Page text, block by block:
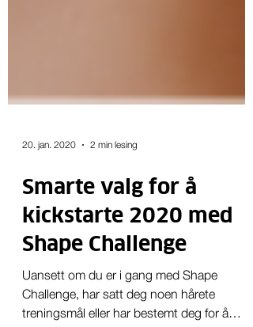
20. jan. 2020 2 min lesing
Smarte valg for å
kickstarte 2020 med
Shape Challenge
Uansett om du er i gang med Shape